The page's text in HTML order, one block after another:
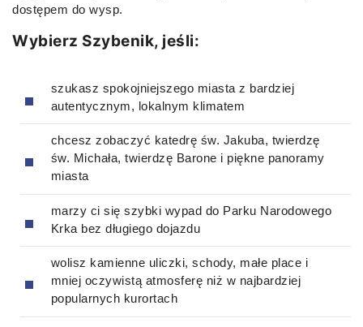
dostępem do wysp.
Wybierz Szybenik, jeśli:
szukasz spokojniejszego miasta z bardziej
autentycznym, lokalnym klimatem
chcesz zobaczyć katedrę św. Jakuba, twierdzę
św. Michała, twierdzę Barone i piękne panoramy
miasta
marzy ci się szybki wypad do Parku Narodowego
Krka bez długiego dojazdu
wolisz kamienne uliczki, schody, małe place i
mniej oczywistą atmosferę niż w najbardziej
popularnych kurortach